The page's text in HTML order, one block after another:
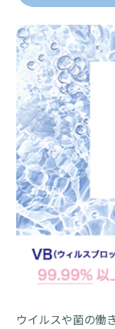
ウイルスや菌の働